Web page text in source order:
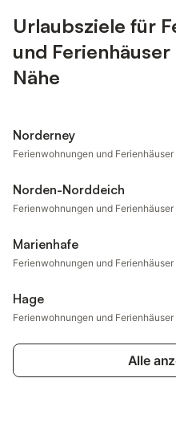
Urlaubsziele für
und
Nähe
Norderney
Ferienwohnungen und Ferienhäuser
Norden-Norddeich
Ferienwohnungen und Ferienhäuser
Marienhafe
Ferienwohnungen und Ferienhäuser
Hage
Ferienwohnungen und Ferienhäuser
Alle